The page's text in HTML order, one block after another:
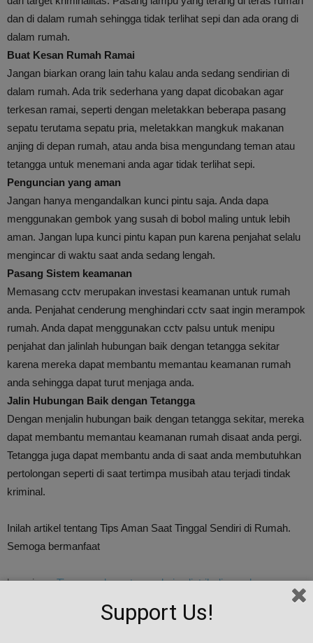
dan di dalam rumah sehingga tidak terlihat sepi dan ada orang di
dalam rumah.
Buat Kesan Rumah Ramai
Jangan biarkan orang lain tahu kalau anda sedang sendirian di
dalam rumah. Ada trik sederhana yang dapat dicobakan agar
terkesan ramai, seperti dengan meletakkan beberapa pasang
sepatu terutama sepatu pria, meletakkan mangkuk makanan
anjing di depan rumah, atau anda bisa mengundang teman atau
tetangga untuk menemani anda agar tidak terlihat sepi.
Penguncian yang aman
Jangan hanya mengandalkan kunci pintu saja. Anda dapa
menggunakan gembok yang susah di bobol maling untuk lebih
aman. Jangan lupa kunci pintu kapan pun karena penjahat selalu
mengincar di waktu saat anda sedang lengah.
Pasang Sistem keamanan
Memasang cctv merupakan investasi keamanan untuk rumah
anda. Penjahat cenderung menghindari cctv saat ingin merampok
rumah. Anda dapat menggunakan cctv palsu untuk menipu
penjahat dan jalinlah hubungan baik dengan tetangga sekitar
karena mereka dapat membantu memantau keamanan rumah
anda sehingga dapat turut menjaga anda.
Jalin Hubungan Baik dengan Tetangga
Dengan menjalin hubungan baik dengan tetangga sekitar, mereka
dapat membantu memantau keamanan rumah disaat anda pergi.
Tetangga juga dapat membantu anda di saat anda membutuhkan
pertolongan seperti di saat tertimpa musibah atau terjadi tindak
kriminal.
Inilah artikel tentang Tips Aman Saat Tinggal Sendiri di Rumah.
Semoga bermanfaat
baca juga :Tips menghemat pemakaian listrik di rumah
Support Us!